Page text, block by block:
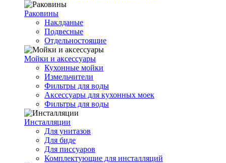
Раковины
Наклданые
Подвесные
Отдельностоящие
Мойки и аксессуары
Кухонные мойки
Измельчители
Фильтры для воды
Аксессуары для кухонных моек
Фильтры для воды
Инсталляции
Для унитазов
Для биде
Для писсуаров
Комплектующие для инсталляций